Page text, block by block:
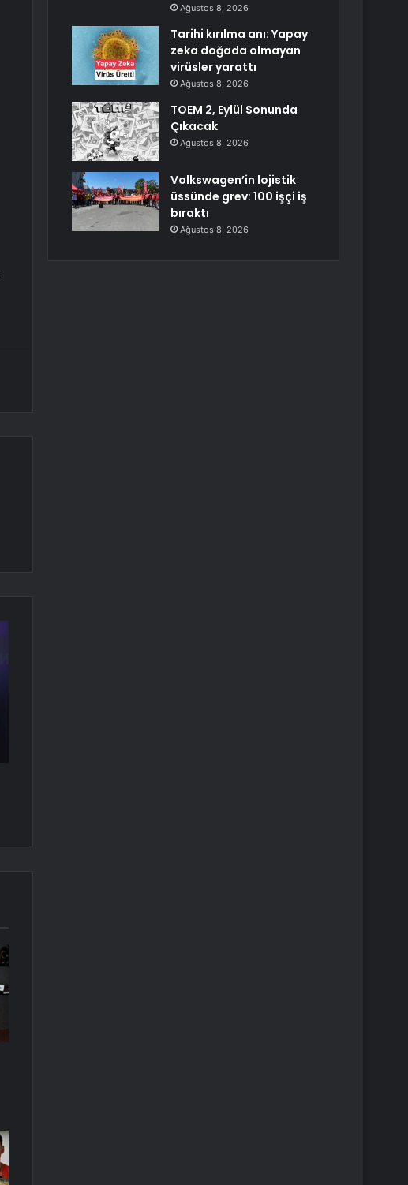
Ağustos 8, 2026
Tarihi kırılma anı: Yapay
zeka doğada olmayan
virüsler yarattı
Ağustos 8, 2026
TOEM 2, Eylül Sonunda
Çıkacak
Ağustos 8, 2026
Volkswagen’in lojistik
üssünde grev: 100 işçi iş
bıraktı
Ağustos 8, 2026